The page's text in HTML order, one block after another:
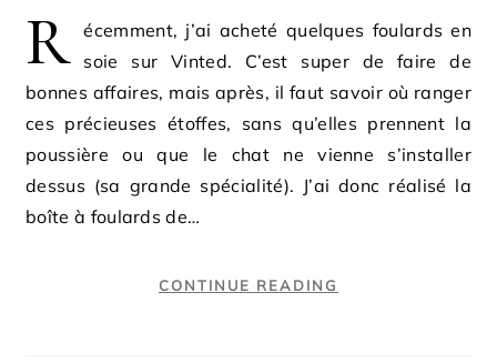
R écemment, j’ai acheté quelques foulards en
soie sur Vinted. C’est super de faire de
bonnes affaires, mais après, il faut savoir où ranger
ces précieuses étoffes, sans qu’elles prennent la
poussière ou que le chat ne vienne s’installer
dessus (sa grande spécialité). J’ai donc réalisé la
boîte à foulards de…
CONTINUE READING